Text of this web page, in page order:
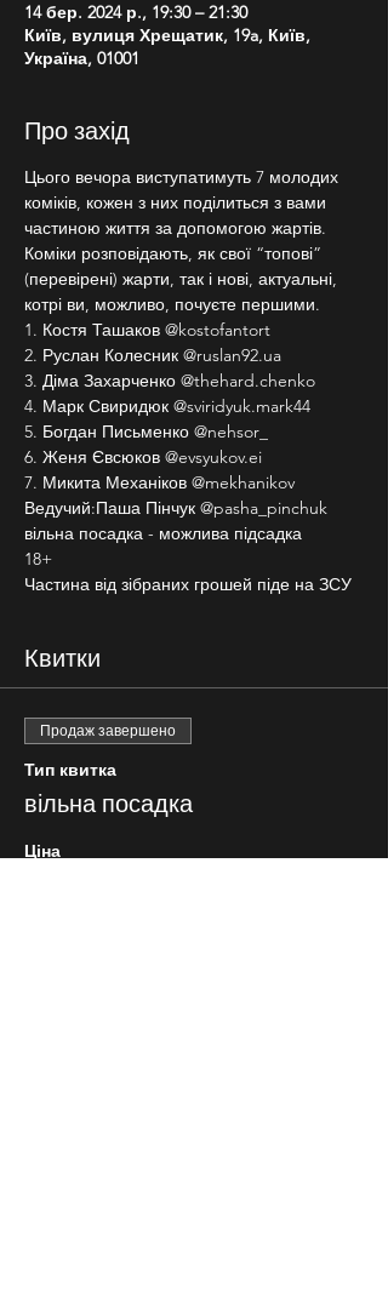
14 бер. 2024 р., 19:30 – 21:30
Київ, вулиця Хрещатик, 19a, Київ,
Україна, 01001
Про захід
Цього вечора виступатимуть 7 молодих
коміків, кожен з них поділиться з вами
частиною життя за допомогою жартів.
Коміки розповідають, як свої “топові”
(перевірені) жарти, так і нові, актуальні,
котрі ви, можливо, почуєте першими.
1. Костя Ташаков @kostofantort
2. Руслан Колесник @ruslan92.ua
3. Діма Захарченко @thehard.chenko
4. Марк Свиридюк @sviridyuk.mark44
5. Богдан Письменко @nehsor_
6. Женя Євсюков @evsyukov.ei
7. Микита Механіков @mekhanikov
Ведучий:Паша Пінчук @pasha_pinchuk
вільна посадка - можлива підсадка
18+
Частина від зібраних грошей піде на ЗСУ
Квитки
Продаж завершено
Тип квитка
вільна посадка
Ціна